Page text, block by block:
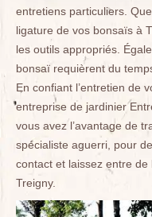
entretiens particuliers.
ligature de vos bonsaïs à
les outils appropriés.
bonsaï requièrent du
En confiant l’entretien de
entreprise de jardinier
vous avez l’avantage de
spécialiste aguerri, pour
contact et laissez entre
Treigny.